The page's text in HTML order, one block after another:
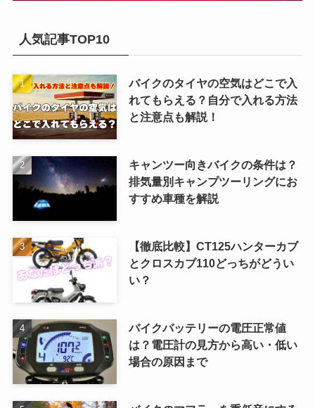
人気記事TOP10
バイクのタイヤの空気はどこで入
れてもらえる？自分で入れる方法
と注意点も解説！
キャンツー向きバイクの条件は？
排気量別キャンプツーリングにお
すすめ車種を解説
【徹底比較】CT125ハンターカブ
とクロスカブ110どっちがどうい
い？
バイクバッテリーの電圧正常値
は？電圧計の見方から高い・低い
場合の原因まで